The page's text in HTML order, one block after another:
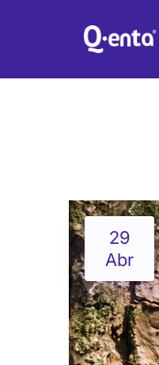
29
Abr